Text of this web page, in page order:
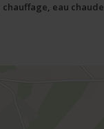
chauffage, eau chaude